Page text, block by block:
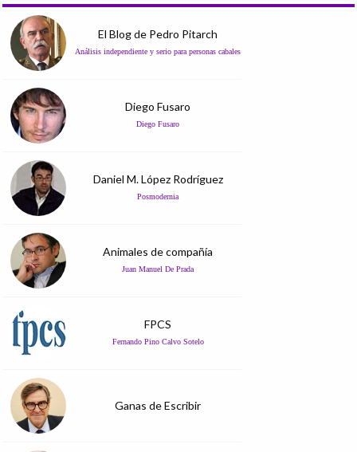
El Blog de Pedro Pitarch
Análisis independiente y serio para personas cabales
Diego Fusaro
Diego Fusaro
Daniel M. López Rodríguez
Posmodernia
Animales de compañía
Juan Manuel De Prada
FPCS
Fernando Pino Calvo Sotelo
Ganas de Escribir